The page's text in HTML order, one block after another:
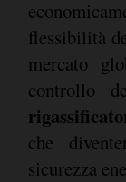
flessibilità
mercato
controllo
che
sicurezza